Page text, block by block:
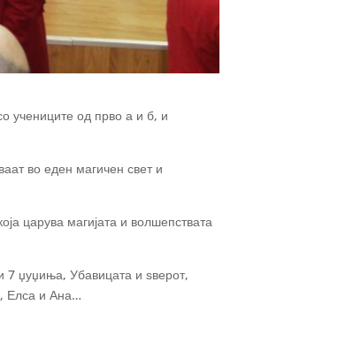
учениците од прво а и б, и
во еден магичен свет и
царува магијата и волшепствата
7 џуџиња, Убавицата и ѕверот,
Елса и Ана…